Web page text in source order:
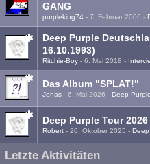
GANG
purpleking74 - 7. Februar 2006 -
Deep Purple
16.10.1993)
Ritchie-Boy - 6. Mai 2018 -
Das Album "SPLAT!"
Jonas - 6. Mai 2026 - Deep Purple
Deep Purple Tour 2026
Robert - 20. Oktober 2025 -
Letzte Aktivitäten